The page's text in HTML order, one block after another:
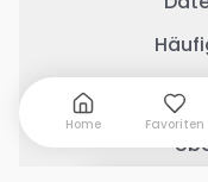
Home Favoriten